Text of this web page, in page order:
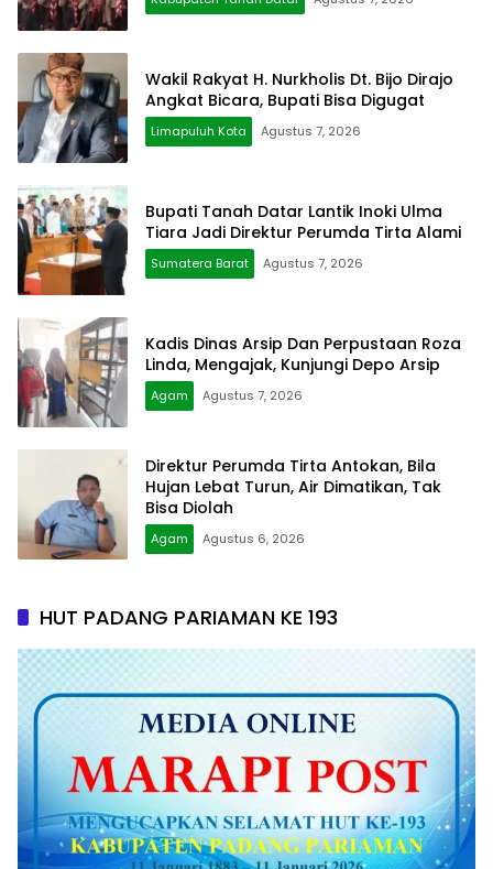
Wakil Rakyat H. Nurkholis Dt. Bijo Dirajo
Angkat Bicara, Bupati Bisa Digugat
Limapuluh Kota Agustus 7, 2026
Bupati Tanah Datar Lantik Inoki Ulma
Tiara Jadi Direktur Perumda Tirta Alami
Sumatera Barat Agustus 7, 2026
Kadis Dinas Arsip Dan Perpustaan Roza
Linda, Mengajak, Kunjungi Depo Arsip
Agam Agustus 7, 2026
Direktur Perumda Tirta Antokan, Bila
Hujan Lebat Turun, Air Dimatikan, Tak
Bisa Diolah
Agam Agustus 6, 2026
HUT PADANG PARIAMAN KE 193